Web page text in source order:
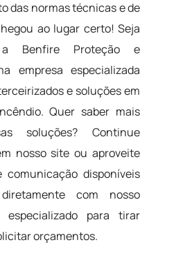
das normas técnicas e de
ao lugar certo! Seja
a Benfire Proteção e
empresa especializada
e soluções em
Quer saber mais
soluções? Continue
nosso site ou aproveite
comunicação disponíveis
com nosso
especializado para tirar
orçamentos.